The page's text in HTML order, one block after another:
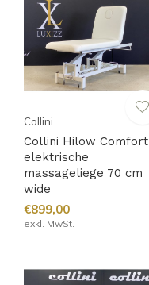
Collini
Collini Hilow Comfort
elektrische
massageliege 70 cm
wide
€899,00
exkl. MwSt.